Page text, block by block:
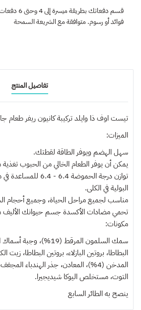
قسم دفعاتك بطريقة
فوائد أو رسوم. متوافقة مع الشريعة السمحة
تفاصيل المنتج
تيست اوف ذا وايلد تركيبة كانيون ريفر
الميزات:
سهل الهضم ويوفر الطاقة لقطتك.
يمكن أن يوفر الطعام الخالي من الحبوب تغذية
توازن درجة الحموضة
البولية في الكلى.
مناسب لجميع مراحل الحياة، وجميع أحجام
تحمي مضادات الأكسدة جسم حيوانك الأليف
مكونات:
سمك السلمون المرقط
البطاطا، بروتين البازلاء، بروتين البطاطا،
المدخن (4%)، المعادن، جذر الهندباء
التوت، مستخلص اليوكا شيديجيرا.
ينصح بهالطائر السابع